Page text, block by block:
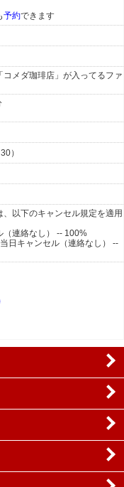
予約できます
メダ珈琲店」が入ってるファ
）
以下のキャンセル規定を適用
（連絡なし） -- 100%
日キャンセル（連絡なし） --